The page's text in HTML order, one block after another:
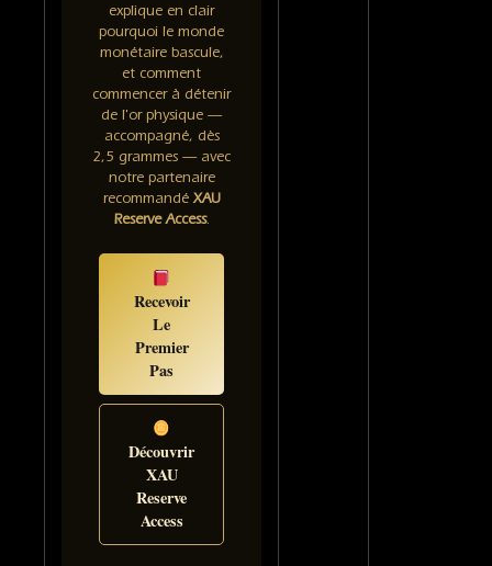
explique en clair
pourquoi le monde
monétaire bascule,
et comment
commencer à détenir
de l'or physique —
accompagné, dès
2,5 grammes — avec
notre partenaire
recommandéXAU
Reserve Access.
Recevoir
Le
Premier
Pas
Découvrir
XAU
Reserve
Access